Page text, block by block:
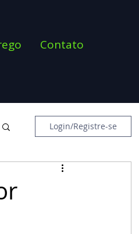
Contato
Login/Registre-se